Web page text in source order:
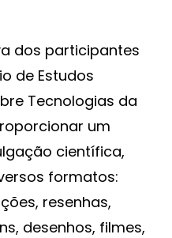
dos participantes
de Estudos
Tecnologias da
um
científica,
formatos:
resenhas,
desenhos, filmes,